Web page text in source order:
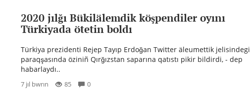
2020 jılğı Bükilälemdik köşpendiler oyını
Türkiyada ötetin boldı
Türkiya prezidenti Rejep Tayıp Erdoğan Twitter äleumettik jelisindegi
paraqşasında öziniñ Qırğızstan saparına qatıstı pikir bildirdi, - dep
habarlaydı..
7 jıl bwrın 85 0